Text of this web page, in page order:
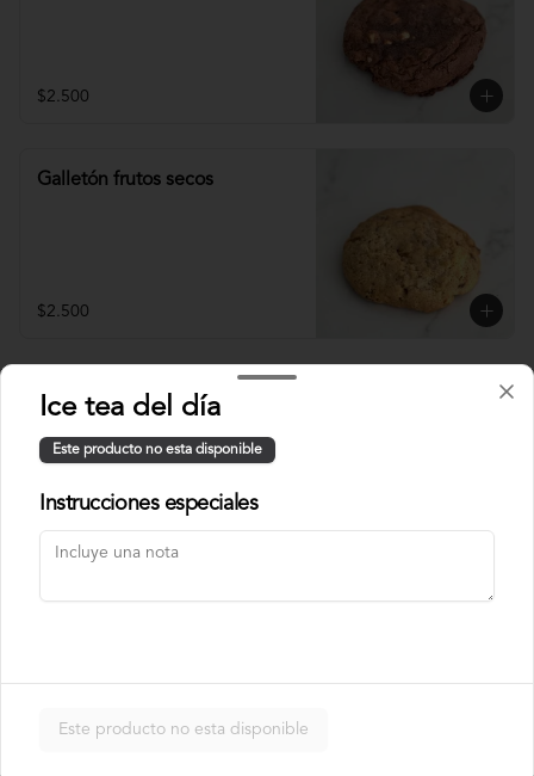
$2.500
Galletón frutos secos
$2.500
Bebidas calientes
Ristretto
Ice tea del día
Este producto no esta disponible
Instrucciones especiales
Este producto no esta disponible